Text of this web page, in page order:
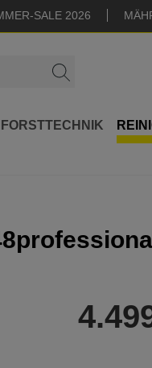
SALE 2026
FORSTTECHNIK